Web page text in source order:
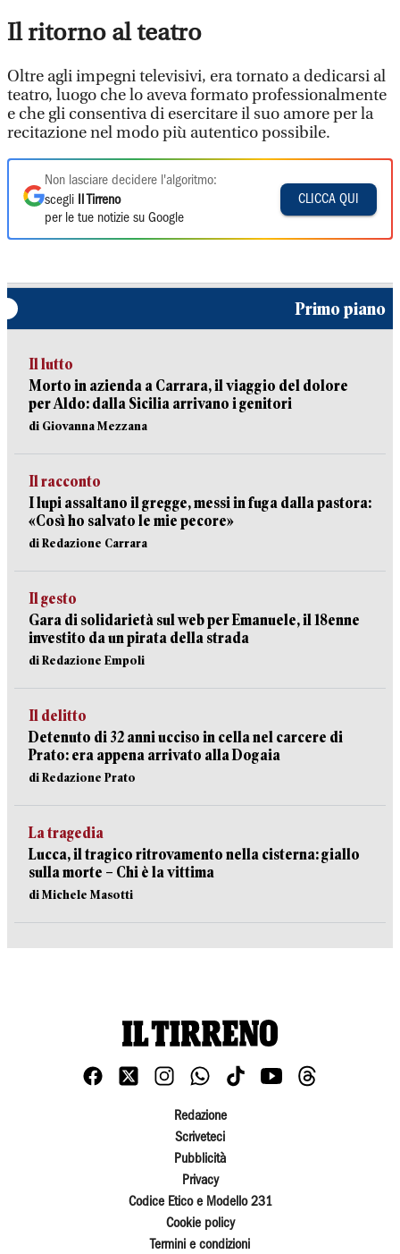
Il ritorno al teatro
Oltre agli impegni televisivi, era tornato a dedicarsi al
teatro, luogo che lo aveva formato professionalmente
e che gli consentiva di esercitare il suo amore per la
recitazione nel modo più autentico possibile.
Non lasciare decidere l'algoritmo:
scegli
Il Tirreno
per le tue notizie su Google
CLICCA QUI
Primo piano
Il lutto
Morto in azienda a Carrara, il viaggio del dolore
per Aldo: dalla Sicilia arrivano i genitori
di Giovanna Mezzana
Il racconto
I lupi assaltano il gregge, messi in fuga dalla pastora:
«Così ho salvato le mie pecore»
di Redazione Carrara
Il gesto
Gara di solidarietà sul web per Emanuele, il 18enne
investito da un pirata della strada
di Redazione Empoli
Il delitto
Detenuto di 32 anni ucciso in cella nel carcere di
Prato: era appena arrivato alla Dogaia
di Redazione Prato
La tragedia
Lucca, il tragico ritrovamento nella cisterna: giallo
sulla morte – Chi è la vittima
di Michele Masotti
Redazione
Scriveteci
Pubblicità
Privacy
Codice Etico e Modello 231
Cookie policy
Termini e condizioni